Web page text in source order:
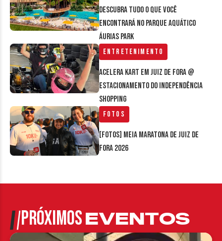
Descubra tudo o que você
encontrará no parque aquático
Áurias Park
Entretenimento
Acelera Kart em Juiz de Fora @
estacionamento do Independência
Shopping
Fotos
[FOTOS] Meia Maratona de Juiz de
Fora 2026
PRÓXIMOSEVENTOS